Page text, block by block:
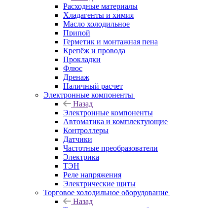
Расходные материалы
Хладагенты и химия
Масло холодильное
Припой
Герметик и монтажная пена
Крепёж и провода
Прокладки
Флюс
Дренаж
Наличный расчет
Электронные компоненты
Назад
Электронные компоненты
Автоматика и комплектующие
Контроллеры
Датчики
Частотные преобразователи
Электрика
ТЭН
Реле напряжения
Электрические щиты
Торговое холодильное оборудование
Назад